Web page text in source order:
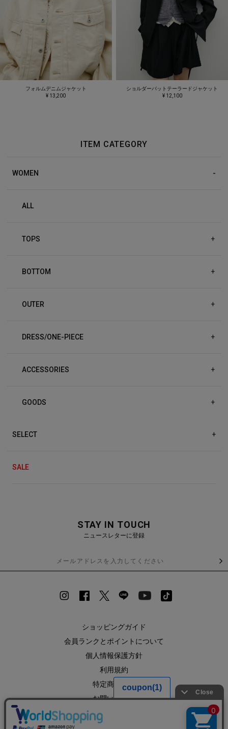
フォルムデニムジャケット
¥ 13,200
ショルダーパットテーラードジャケット
¥ 12,100
ITEM CATEGORY
WOMEN
ALL
TOPS +
BOTTOM +
OUTER +
DRESS/ONE-PIECE +
ACCESSORIES +
GOODS +
SELECT +
SALE
STAY IN TOUCH
ニュースレターに登録
ショッピングガイド
会員ランクとポイントについて
個人情報保護方針
利用規約
特定商取引法
お問い合わせ
企業情報